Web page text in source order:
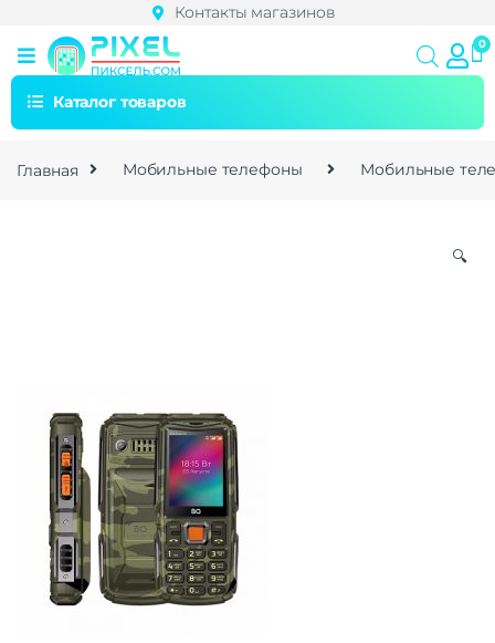
Контакты магазинов
Каталог товаров
Главная Мобильные телефоны Мобильные
🔍